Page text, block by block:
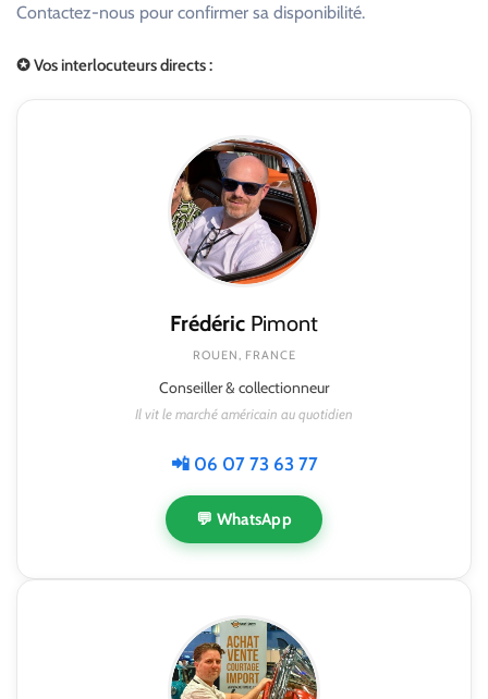
Contactez-nous pour confirmer sa disponibilité.
✪ Vos interlocuteurs directs :
Frédéric Pimont
ROUEN, FRANCE
Conseiller & collectionneur
Il vit le marché américain au quotidien
📲 06 07 73 63 77
💬 WhatsApp